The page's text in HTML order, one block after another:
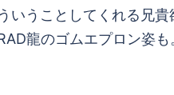
うことしてくれる兄
龍のゴムエプロン姿も